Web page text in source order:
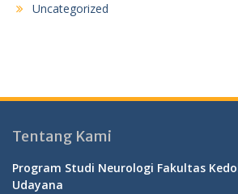
Uncategorized
Tentang Kami
Program Studi Neurologi Fakultas
Udayana